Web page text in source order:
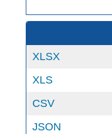
XLSX
XLS
CSV
JSON